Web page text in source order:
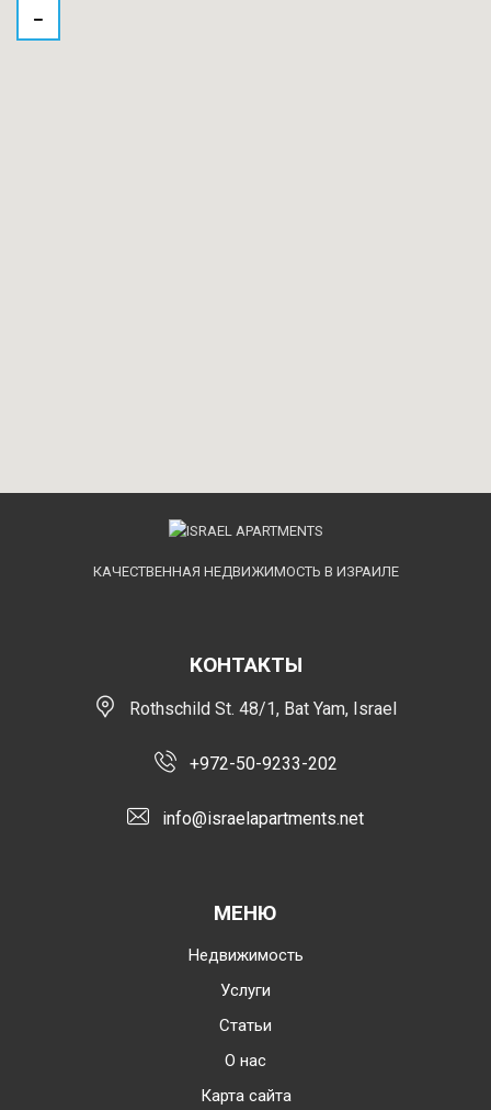
КАЧЕСТВЕННАЯ НЕДВИЖИМОСТЬ В ИЗРАИЛЕ
КОНТАКТЫ
Rothschild St. 48/1, Bat Yam, Israel
+972-50-9233-202
info@israelapartments.net
МЕНЮ
Недвижимость
Услуги
Статьи
О нас
Карта сайта